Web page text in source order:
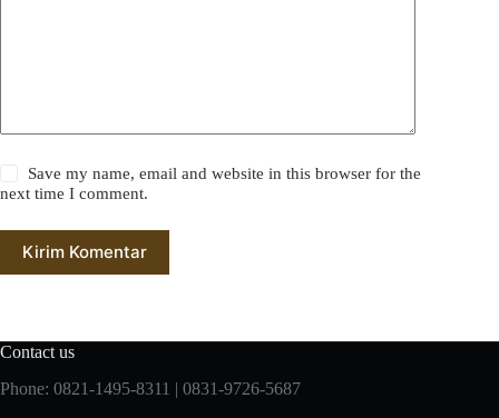
Save my name, email and website in this browser for the
next time I comment.
Kirim Komentar
Contact us
Phone: 0821-1495-8311 | 0831-9726-5687